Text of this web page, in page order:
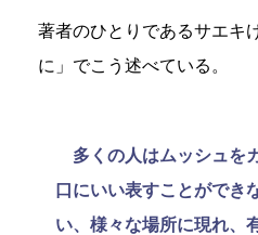
著者のひとりであるサエキ
に」でこう述べている。
多くの人はムッシュを
口にいい表すことができ
い、様々な場所に現れ、